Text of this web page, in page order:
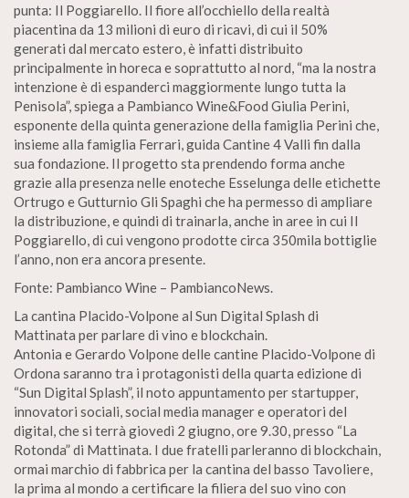
punta: Il Poggiarello. Il fiore all’occhiello della realtà
piacentina da 13 milioni di euro di ricavi, di cui il 50%
generati dal mercato estero, è infatti distribuito
principalmente in horeca e soprattutto al nord, “ma la nostra
intenzione è di espanderci maggiormente lungo tutta la
Penisola”, spiega a Pambianco Wine&Food Giulia Perini,
esponente della quinta generazione della famiglia Perini che,
insieme alla famiglia Ferrari, guida Cantine 4 Valli fin dalla
sua fondazione. Il progetto sta prendendo forma anche
grazie alla presenza nelle enoteche Esselunga delle etichette
Ortrugo e Gutturnio Gli Spaghi che ha permesso di ampliare
la distribuzione, e quindi di trainarla, anche in aree in cui Il
Poggiarello, di cui vengono prodotte circa 350mila bottiglie
l’anno, non era ancora presente.
Fonte: Pambianco Wine – PambiancoNews.
La cantina Placido-Volpone al Sun Digital Splash di
Mattinata per parlare di vino e blockchain.
Antonia e Gerardo Volpone delle cantine Placido-Volpone di
Ordona saranno tra i protagonisti della quarta edizione di
“Sun Digital Splash”, il noto appuntamento per startupper,
innovatori sociali, social media manager e operatori del
digital, che si terrà giovedì 2 giugno, ore 9.30, presso “La
Rotonda” di Mattinata. I due fratelli parleranno di blockchain,
ormai marchio di fabbrica per la cantina del basso Tavoliere,
la prima al mondo a certificare la filiera del suo vino con